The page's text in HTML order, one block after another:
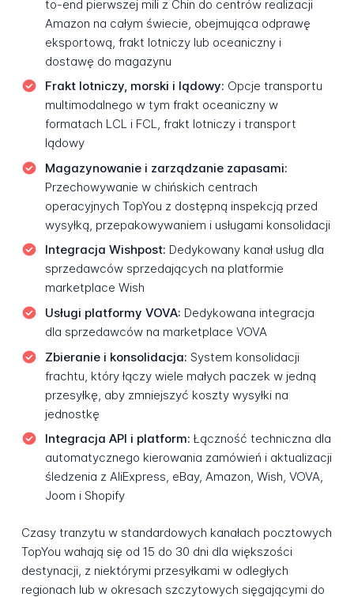
to-end pierwszej mili z Chin do centrów realizacji
Amazon na całym świecie, obejmująca odprawę
eksportową, frakt lotniczy lub oceaniczny i
dostawę do magazynu
Frakt lotniczy, morski i lądowy: Opcje transportu
multimodalnego w tym frakt oceaniczny w
formatach LCL i FCL, frakt lotniczy i transport
lądowy
Magazynowanie i zarządzanie zapasami:
Przechowywanie w chińskich centrach
operacyjnych TopYou z dostępną inspekcją przed
wysyłką, przepakowywaniem i usługami konsolidacji
Integracja Wishpost: Dedykowany kanał usług dla
sprzedawców sprzedających na platformie
marketplace Wish
Usługi platformy VOVA: Dedykowana integracja
dla sprzedawców na marketplace VOVA
Zbieranie i konsolidacja: System konsolidacji
frachtu, który łączy wiele małych paczek w jedną
przesyłkę, aby zmniejszyć koszty wysyłki na
jednostkę
Integracja API i platform: Łączność techniczna dla
automatycznego kierowania zamówień i aktualizacji
śledzenia z AliExpress, eBay, Amazon, Wish, VOVA,
Joom i Shopify
Czasy tranzytu w standardowych kanałach pocztowych
TopYou wahają się od 15 do 30 dni dla większości
destynacji, z niektórymi przesyłkami w odległych
regionach lub w okresach szczytowych sięgającymi do